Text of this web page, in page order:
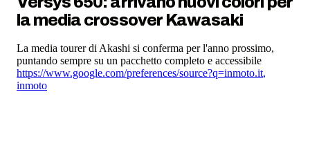
la media crossover Kawasaki
La media tourer di Akashi si conferma per l'anno prossimo,
puntando sempre su un pacchetto completo e accessibile
https://www.google.com/preferences/source?q=inmoto.it,
inmoto